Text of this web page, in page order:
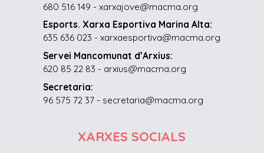
680 516 149 - xarxajove@macma.org
Esports. Xarxa Esportiva Marina Alta:
635 636 023 - xarxaesportiva@macma.org
Servei Mancomunat d’Arxius:
620 85 22 83 - arxius@macma.org
Secretaria:
96 575 72 37 - secretaria@macma.org
XARXES SOCIALS